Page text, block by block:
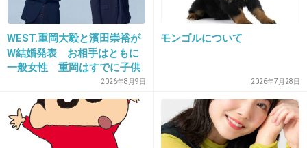
20. 匿名 2015/10/31(土) 15:57:46
>>17
ちょっとー！楽しみにしてる人もいるんだから
ネタバレしないでよー！
+36 -1
WEST.重岡大毅と濱田崇裕が
W結婚発表 お相手はともに
一般女性 重岡はすでに子供
2026年8月9日
モンゴルについて
2026年7月28日